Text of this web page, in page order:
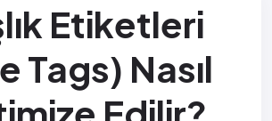
Etiketleri
Tags) Nasıl